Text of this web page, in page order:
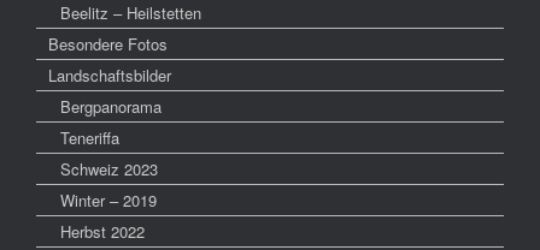
Beelitz – Heilstetten
Besondere Fotos
Landschaftsbilder
Bergpanorama
Teneriffa
Schweiz 2023
Winter – 2019
Herbst 2022